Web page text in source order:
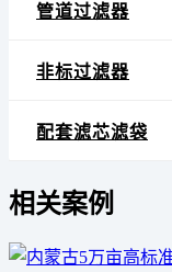
管道过滤器
非标过滤器
配套滤芯滤袋
相关案例